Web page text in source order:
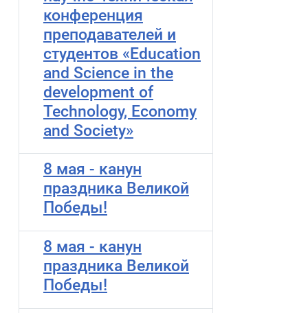
конференция
преподавателей и
студентов «Education
and Science in the
development of
Technology, Economy
and Society»
8 мая - канун
праздника Великой
Победы!
8 мая - канун
праздника Великой
Победы!